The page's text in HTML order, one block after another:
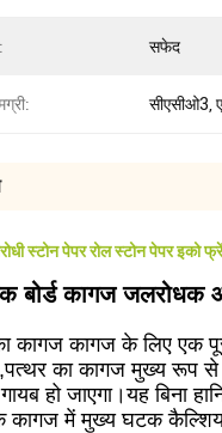
सफेद
सीएसीओ3,
स्टोन पेपर रोल स्टोन पेपर इको
बोर्ड कागज जलरोधक
कागज कागज के लिए एक
का कागज मुख्य रूप से
हो जाएगा।यह बिना
कागज में मुख्य घटक